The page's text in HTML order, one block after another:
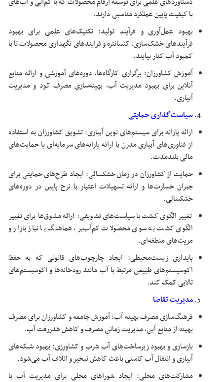
با کیفیت پایین عملکرد مناسبی دارند.
بهبود عمل‌آوری و فرآیند تولید: تکنیک‌های علمی برای بهبود
فرآیندهای خشک‌سازی، کنسانتره و فرایندهای نگهداری محصولات تا با
کمبود آب کنار بیایند.
آموزش کشاورزان: برگزاری کارگاه‌ها، دوره‌های آموزشی و ارائه منابع
آنلاین برای بهبود مدیریت آب، بهینه‌سازی مصرف کود و مدیریت
آبیاری.
سیاست‌گذاری حمایتی
ارائه یارانه برای سیستم‌های نوین آبیاری: تشویق کشاورزان به استفاده
از فناوری‌های آبیاری مدرن با ارائه یارانه‌های سرمایه‌ای یا حمایت‌های
مالی بلندمدت.
حمایت از کشاورزان در زمان خشکسالی: ایجاد طرح‌های حمایتی برای
جبران خسارت‌ها و ارائه تسهیلات اعتبار با نرخ پایین در دوره‌های
خشکسالی.
تغییر الگوی کشت با سیاست‌های تشویقی: ارائه مشوق‌ها برای تغییر
الگوی کشت به سوی محصولات کم‌آب‌بر، هماهنگ با نیاز بازار و
مزیت‌های منطقه‌ای.
پایداری زیست‌محیطی: ایجاد چارچوب‌های قانونی که به حفظ
اکوسیستم‌های طبیعی مرتبط با آب مانند رودخانه‌ها و اکوسیستم‌های
تالابی کمک کند.
مدیریت تقاضا
فرهنگ‌سازی مصرف بهینه آب: آموزش جامعه و کشاورزان برای مصرف
بهینه از منابع آبی، مدیریت زمانی مصرف و کاهش هدررفت آب.
بازسازی و بهبود زیرساخت‌های آب شرب و کشاورزی: بهبود شبکه‌های
آبیاری و انتقال آب کاستی باعث کاهش تبخیر و اتلاف آب می‌شود.
مشارکت‌های محلی: ایجاد شوراهای محلی برای مدیریت آب با